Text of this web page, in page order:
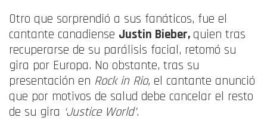
Otro que sorprendió a sus fanáticos, fue el
cantante canadiense Justin Bieber, quien tras
recuperarse de su parálisis facial, retomó su
gira por Europa. No obstante, tras su
presentación en Rock in Rio, el cantante anunció
que por motivos de salud debe cancelar el resto
de su gira ‘Justice World’.